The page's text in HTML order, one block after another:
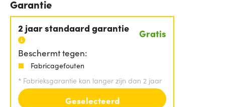
Garantie
2 jaar standaard garantie Gratis
Beschermt tegen:
Fabricagefouten
* Fabrieksgarantie kan langer zijn dan 2 jaar
Geselecteerd